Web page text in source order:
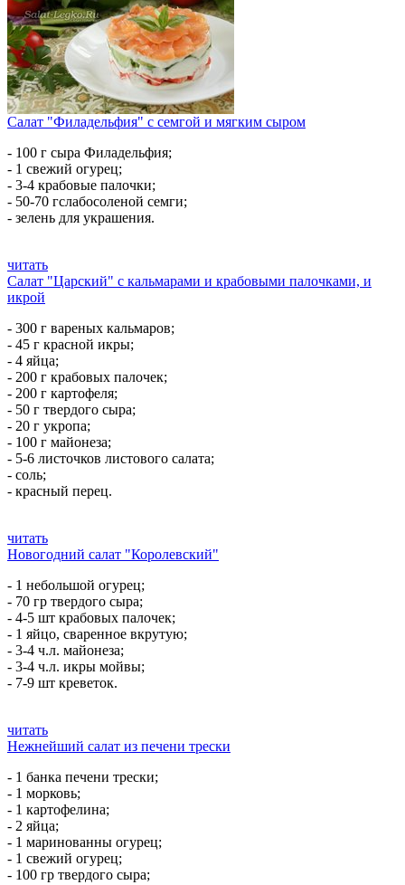
Салат "Филадельфия" с семгой и мягким сыром
- 100 г сыра Филадельфия;
- 1 свежий огурец;
- 3-4 крабовые палочки;
- 50-70 гслабосоленой семги;
- зелень для украшения.
читать
Салат "Царский" с кальмарами и крабовыми палочками, и
икрой
- 300 г вареных кальмаров;
- 45 г красной икры;
- 4 яйца;
- 200 г крабовых палочек;
- 200 г картофеля;
- 50 г твердого сыра;
- 20 г укропа;
- 100 г майонеза;
- 5-6 листочков листового салата;
- соль;
- красный перец.
читать
Новогодний салат "Королевский"
- 1 небольшой огурец;
- 70 гр твердого сыра;
- 4-5 шт крабовых палочек;
- 1 яйцо, сваренное вкрутую;
- 3-4 ч.л. майонеза;
- 3-4 ч.л. икры мойвы;
- 7-9 шт креветок.
читать
Нежнейший салат из печени трески
- 1 банка печени трески;
- 1 морковь;
- 1 картофелина;
- 2 яйца;
- 1 маринованны огурец;
- 1 свежий огурец;
- 100 гр твердого сыра;